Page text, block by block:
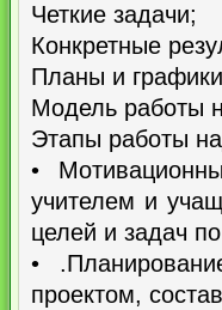
Четкие задачи;
Конкретные
Планы и
Модель работы
Этапы работы
•
учителем и
целей и задач
•
проектом,